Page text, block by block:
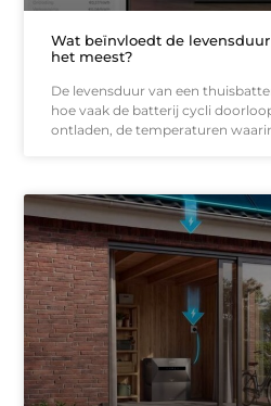
Wat beïnvloedt de
het meest?
De levensduur van een
hoe vaak de batterij cycli
ontladen, de temperaturen